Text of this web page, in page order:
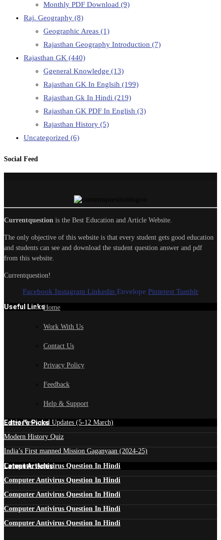
Monthly PDF Download (9)
Raj. Geography (8)
Geographic Areas (1)
Rajasthan Geography Introduction (7)
Rajasthan GK (440)
Ggeneral Knowledge (13)
Rajasthan GK In Englsih (199)
Rajasthan Gk In Hindi (219)
Rajasthan GK PDF In English (3)
Rajasthan History (5)
Uncategorized (6)
Social Feed
Currentquestion is the Best Education and Article Website.
The only objective of this website is that every student gets good education
and students can see and download the student question answer and pdf
from this website.
Currentquestion!
Facebook Instagram Linkedin Envelope Pinterest Tumblr
Useful LinksHome
Work With Us
Contact Us
Privacy Policy
Feedback
Help & Support
Edtior's Picks
Latest News and Updates (5-12 March)
Modern History Quiz
India’s First manned Mission Gaganyaan (2024-25)
Latest Articles
Computer Antivirus Question In Hindi
Computer Antivirus Question In Hindi
Computer Antivirus Question In Hindi
Computer Antivirus Question In Hindi
Computer Antivirus Question In Hindi